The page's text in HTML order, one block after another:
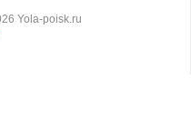
Yola-poisk.ru